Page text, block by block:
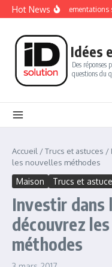
Aller au contenu
Hot NewsLes réglementations
Idées
Des réponses
questions du
Accueil /Trucs et astuces /
les nouvelles méthodes
Maison Trucs et
Investir dans
découvrez
méthodes